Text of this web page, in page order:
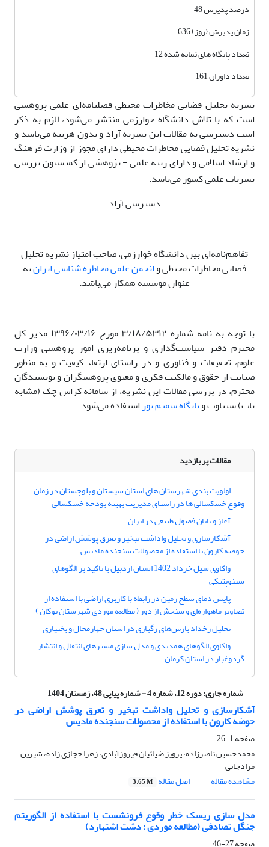
درصد پذیرش 48
زمان پذیرش (روز) 636
تعداد پایگاه های نمایه شده 12
تعداد داوران 161
نشریه تحلیل فضایی مخاطرات محیطی فصلنامه‌ای علمی پژوهشی
است که با تلاش دانشگاه خوارزمی منتشر می‌شود، لازم به ذکر
است دسترسی به مقالات این نشریه آزاد و بدون هزینه می‌باشد و
نشریه تحلیل فضایی مخاطرات محیطی دارای مجوز از وزارت فرهنگ
و ارشاد اسلامی و دارای رتبه علمی - پژوهشی از کمیسیون بررسی
نشریات علمی کشور می‌باشد.
دسترسی آزاد
تفاهم‌نامه‌ای بین دانشگاه خوارزمی، صاحب امتیاز نشریه تحلیل
فضایی مخاطرات محیطی وانجمن علمی مخاطره شناسی ایرانبه
عنوان موسسه همکار می‌باشد.
با توجه به نامه شماره ۳/۱۸/۵۳۱۲ مورخ ۱۳۹۶/۰۳/۱۶ مدیر کل
محترم دفتر سیاست‌گذاری و برنامه‌ریزی امور پژوهشی وزارت
علوم، تحقیقات و فناوری و در راستای ارتقاء کیفیت و به منظور
صیانت از حقوق و مالکیت فکری و معنوی پژوهشگران و نویسندگان
محترم، در بررسی مقالات این نشریه، از سامانه کراس چک (مشابه
یاب) سیناوب وپایگاه سمیم نور استفاده می‌شود.
مقالات پر بازدید
اولویت بندی شهرستان های استان سیستان و بلوچستان در زمان
وقوع خشکسالی ها در راستای مدیریت بهینه بودجه خشکسالی
آغاز و پایان فصول طبیعی در ایران
آشکارسازی و تحلیل واداشت تبخیر و تعرق پوشش اراضی در
حوضه کارون با استفاده از محصولات سنجنده مادیس
واکاوی سیل خرداد 1402 استان اردبیل با تاکید بر الگوهای
سینوپتیکی
پایش دمای سطح زمین در رابطه با کاربری اراضی با استفاده از
تصاویر ماهواره‌ای و سنجش از دور ( مطالعه موردی شهرستان بوکان )
تحلیل رخداد بارش‌های رگباری در استان چهارمحال و بختیاری
واکاوی الگوهای همدیدی و مدل سازی مسیرهای انتقال و انتشار
گردوغبار در استان کرمان
شماره جاری:دوره 12، شماره 4 - شماره پیاپی 48، زمستان 1404
آشکارسازی و تحلیل واداشت تبخیر و تعرق پوشش اراضی در
حوضه کارون با استفاده از محصولات سنجنده مادیس
صفحه1-26
محمدحسین ناصرزاده، پرویز ضیائیان فیروزآبادی، زهرا حجازی زاده، شیرین
مرادجانی
مشاهده مقاله
اصل مقاله 3.65 M
مدل سازی ریسک خطر وقوع فرونشست با استفاده از الگوریتم
جنگل تصادفی (مطالعه موردی : دشت اشتهارد)
صفحه27-46